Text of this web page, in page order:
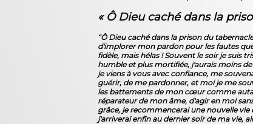
« Ô Dieu caché dans la
“Ô Dieu caché dans la prison du
d'implorer mon pardon pour les fautes
fidèle, mais hélas ! Souvent le soir je suis
humble et plus mortifiée, j'aurais moins
je viens à vous avec confiance, me
guérir, de me pardonner, et moi je me
les battements de mon cœur comme
réparateur de mon âme, d'agir en moi
grâce, je recommencerai une nouvelle
j'arriverai enfin au dernier soir de ma vie,